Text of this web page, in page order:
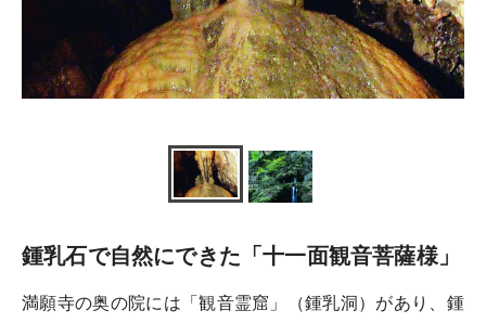
鍾乳石で自然にできた「十一面観音菩薩様」
満願寺の奥の院には「観音霊窟」（鍾乳洞）があり、鍾